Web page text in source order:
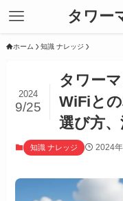
タワー
ホーム 知識 ナレッジ
タワー
WiFiと
選び方
2024
9/25
知識 ナレッジ 2024